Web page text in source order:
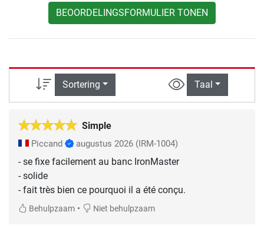
BEOORDELINGSFORMULIER TONEN
Sortering Taal
Simple
Piccand augustus 2026 (IRM-1004)
- se fixe facilement au banc IronMaster
- solide
- fait très bien ce pourquoi il a été conçu.
Behulpzaam • Niet behulpzaam